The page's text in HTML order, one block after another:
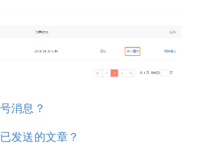
消息？
发送的文章？